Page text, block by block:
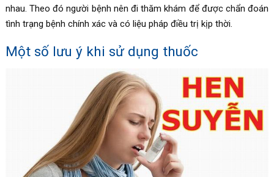
nhau. Theo đó người bệnh nên đi thăm khám để được chẩn đoán
tình trạng bệnh chính xác và có liệu pháp điều trị kịp thời.
Một số lưu ý khi sử dụng thuốc